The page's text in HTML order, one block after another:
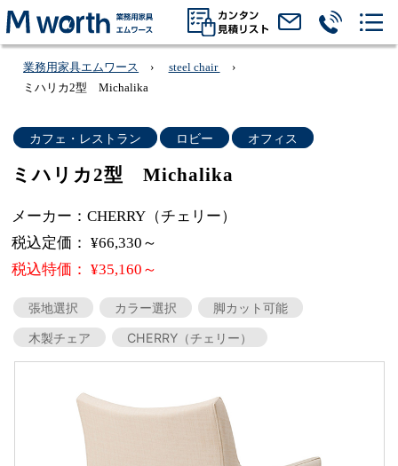
業務用家具エムワース
steel chair
ミハリカ2型 Michalika
カフェ・レストラン ロビー オフィス
ミハリカ2型 Michalika
メーカー：CHERRY（チェリー）
税込定価： ¥66,330～
税込特価： ¥35,160～
張地選択 カラー選択
脚カット可能
木製チェア
CHERRY（チェリー）